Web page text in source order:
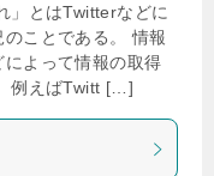
」とはTwitterなどに
ことである。 情報
よって情報の取得
例えばTwitt […]